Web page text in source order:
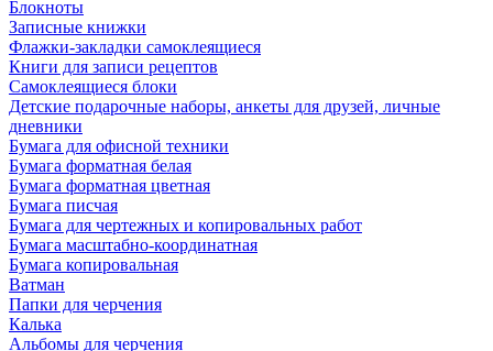
Блокноты
Записные книжки
Флажки-закладки самоклеящиеся
Книги для записи рецептов
Самоклеящиеся блоки
Детские подарочные наборы, анкеты для друзей, личные
дневники
Бумага для офисной техники
Бумага форматная белая
Бумага форматная цветная
Бумага писчая
Бумага для чертежных и копировальных работ
Бумага масштабно-координатная
Бумага копировальная
Ватман
Папки для черчения
Калька
Альбомы для черчения